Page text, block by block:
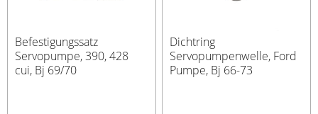
Befestigungssatz
Servopumpe, 390, 428
cui, Bj 69/70
Dichtring
Servopumpenwelle, Ford
Pumpe, Bj 66-73